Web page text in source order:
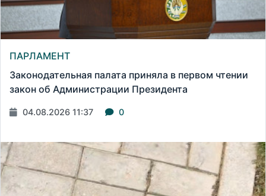
ПАРЛАМЕНТ
Законодательная палата приняла в первом чтении
закон об Администрации Президента
04.08.2026 11:37 0